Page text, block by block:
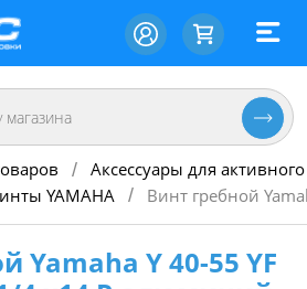
/ Аксессуары для
YAMAHA / Винт гребной
Yamaha Y 40-55 YF